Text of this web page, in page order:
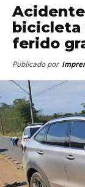
bicicleta
ferido
Publicado por